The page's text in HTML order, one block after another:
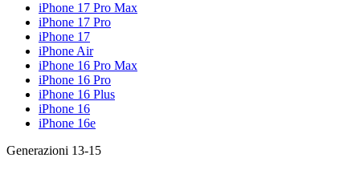
iPhone 17 Pro Max
iPhone 17 Pro
iPhone 17
iPhone Air
iPhone 16 Pro Max
iPhone 16 Pro
iPhone 16 Plus
iPhone 16
iPhone 16e
Generazioni 13-15